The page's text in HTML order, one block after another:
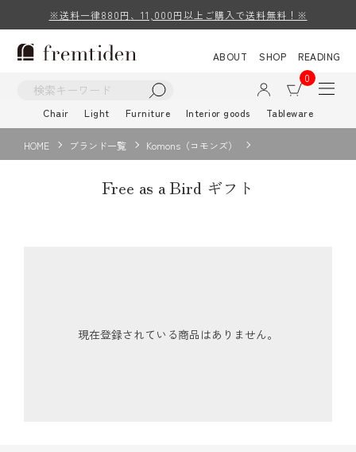
※送料一律880円、11,000円以上ご購入で送料無料！※
ABOUT SHOP
READING
0
Chair Light Furniture Interior goods Tableware
HOME ブランド一覧 Komons（コモンズ）
Free as a Bird ギフト
現在登録されている商品はありません。